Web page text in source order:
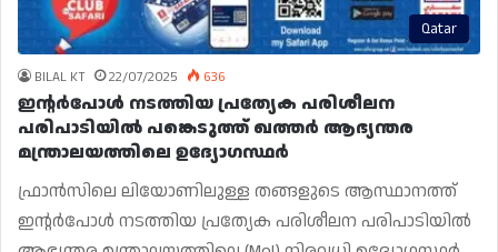
Qatar
BILAL KT 22/07/2025 636
ഇന്റർപോൾ നടത്തിയ പ്രത്യേക പരിശീലന
പരിപാടിയിൽ പങ്കെടുത്ത് ഖത്തർ ആഭ്യന്തര
മന്ത്രാലയത്തിലെ ഉദ്യോഗസ്ഥർ
ഫ്രാൻസിലെ ലിയോണിലുള്ള തങ്ങളുടെ ആസ്ഥാനത്ത്
ഇന്റർപോൾ നടത്തിയ പ്രത്യേക പരിശീലന പരിപാടിയിൽ